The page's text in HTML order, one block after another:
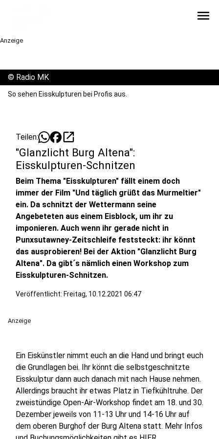
menu
Anzeige
© Radio MK
So sehen Eisskulpturen bei Profis aus.
Teilen: open_in_new
"Glanzlicht Burg Altena":
Eisskulpturen-Schnitzen
Beim Thema "Eisskulpturen" fällt einem doch
immer der Film "Und täglich grüßt das Murmeltier"
ein. Da schnitzt der Wettermann seine
Angebeteten aus einem Eisblock, um ihr zu
imponieren. Auch wenn ihr gerade nicht in
Punxsutawney-Zeitschleife feststeckt: ihr könnt
das ausprobieren! Bei der Aktion "Glanzlicht Burg
Altena". Da gibt´s nämlich einen Workshop zum
Eisskulpturen-Schnitzen.
Veröffentlicht: Freitag, 10.12.2021 06:47
Anzeige
Ein Eiskünstler nimmt euch an die Hand und bringt euch
die Grundlagen bei. Ihr könnt die selbstgeschnitzte
Eisskulptur dann auch danach mit nach Hause nehmen.
Allerdings braucht ihr etwas Platz in Tiefkühltruhe. Der
zweistündige Open-Air-Workshop findet am 18. und 30.
Dezember jeweils von 11-13 Uhr und 14-16 Uhr auf
dem oberen Burghof der Burg Altena statt. Mehr Infos